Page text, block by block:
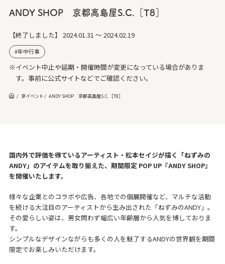
ANDY SHOP 京都高島屋S.C.［T8］
【終了しました】 2024.01.31 ～ 2024.02.19
年中行事
※イベント中止や延期・開催時間が変更になっている場合がありま
す。事前に公式サイトなどでご確認ください。
京イベント ANDY SHOP 京都高島屋S.C.［T8］
国内外で評価を得ているアーティスト・松本セイジが描く「ねずみの
ANDY」のアイテムを取り揃えた、期間限定 POP UP『ANDY SHOP』
を開催いたします。
様々な企業とのコラボや広告、各地での個展開催など、マルチな活動
を続ける大注目のアーティストから生み出された「ねずみのANDY」。
その愛らしい姿は、男女問わず幅広い年齢層から人気を博しておりま
す。
シンプルなデザインながらも多くの人を魅了するANDYの世界観を期間
限定でお楽しみいただけます。